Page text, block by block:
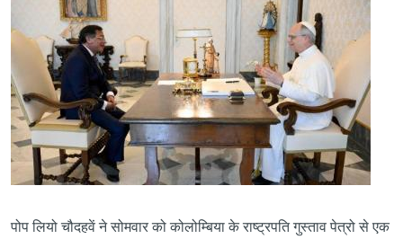
पोप लियो चौदहवें ने सोमवार को कोलोम्बिया के राष्ट्रपति गुस्ताव पेत्रो से एक